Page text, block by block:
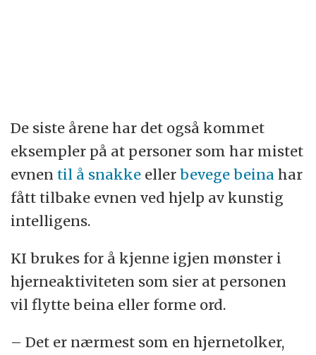
De siste årene har det også kommet
eksempler på at personer som har mistet
evnentil å snakke ellerbevege beina har
fått tilbake evnen ved hjelp av kunstig
intelligens.
KI brukes for å kjenne igjen mønster i
hjerneaktiviteten som sier at personen
vil flytte beina eller forme ord.
– Det er nærmest som en hjernetolker,